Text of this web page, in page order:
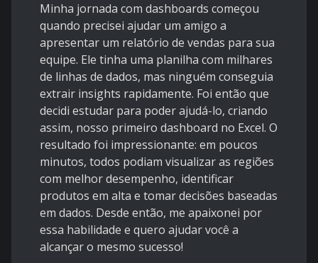
Minha jornada com dashboards começou
quando precisei ajudar um amigo a
apresentar um relatório de vendas para sua
equipe. Ele tinha uma planilha com milhares
de linhas de dados, mas ninguém conseguia
extrair insights rapidamente. Foi então que
decidi estudar para poder ajudá-lo, criando
assim, nosso primeiro dashboard no Excel. O
resultado foi impressionante: em poucos
minutos, todos podiam visualizar as regiões
com melhor desempenho, identificar
produtos em alta e tomar decisões baseadas
em dados. Desde então, me apaixonei por
essa habilidade e quero ajudar você a
alcançar o mesmo sucesso!